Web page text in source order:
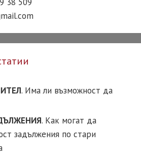
. Има ли възможност да
. Как могат да
задължения по стари